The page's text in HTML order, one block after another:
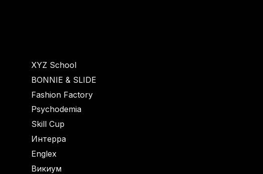
XYZ School
BONNIE & SLIDE
Fashion Factory
Psychodemia
Skill Cup
Интерра
Englex
Викиум